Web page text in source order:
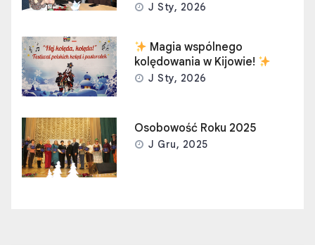
J Sty, 2026
Magia wspólnego
kolędowania w Kijowie!
J Sty, 2026
Osobowość Roku 2025
J Gru, 2025